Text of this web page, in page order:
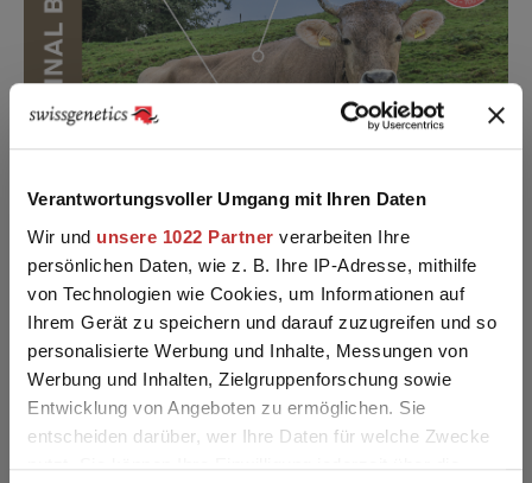
Verantwortungsvoller Umgang mit Ihren Daten
Wir und unsere 1022 Partner verarbeiten Ihre
persönlichen Daten, wie z. B. Ihre IP-Adresse, mithilfe
von Technologien wie Cookies, um Informationen auf
Ihrem Gerät zu speichern und darauf zuzugreifen und so
personalisierte Werbung und Inhalte, Messungen von
Werbung und Inhalten, Zielgruppenforschung sowie
Entwicklung von Angeboten zu ermöglichen. Sie
entscheiden darüber, wer Ihre Daten für welche Zwecke